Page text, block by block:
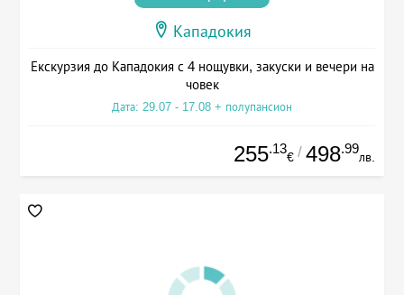
Кападокия
Екскурзия до Кападокия с 4 нощувки, закуски и вечери на
човек
Дата: 29.07 - 17.08 + полупансион
255.13
€ / 498.99
лв.